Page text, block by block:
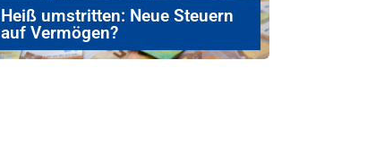
Heiß umstritten: Neue Steuern
auf Vermögen?